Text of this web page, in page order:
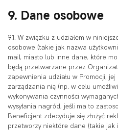
9. Dane osobowe
9.1. W związku z udziałem w
osobowe (takie jak nazwa
mail, miasto lub inne dane, które
będą przetwarzane przez
zapewnienia udziału w Promocji,
zarządzania nią (np. w celu
wykonywania czynności
wysyłania nagród, jeśli ma to
Beneficjent zdecyduje się złożyć
przetworzy niektóre dane (takie jak